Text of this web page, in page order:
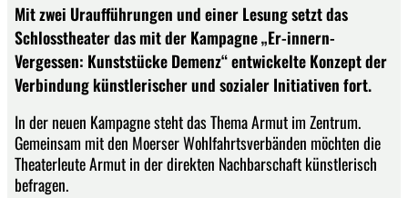
Mit zwei Uraufführungen und einer Lesung setzt das
Schlosstheater das mit der Kampagne „Er-innern-
Vergessen: Kunststücke Demenz“ entwickelte Konzept der
Verbindung künstlerischer und sozialer Initiativen fort.
In der neuen Kampagne steht das Thema Armut im Zentrum.
Gemeinsam mit den Moerser Wohlfahrtsverbänden möchten die
Theaterleute Armut in der direkten Nachbarschaft künstlerisch
befragen.